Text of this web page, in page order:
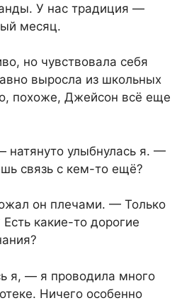
У нас традиция —
месяц.
но чувствовала себя
выросла из школьных
похоже, Джейсон всё еще
улыбнулась я. —
связь с кем-то ещё?
он плечами. — Только
какие-то дорогие
я, — я проводила много
Ничего особенно